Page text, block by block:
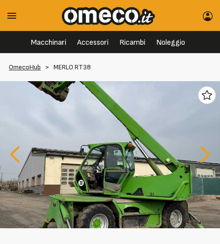
Macchinari Accessori Ricambi Noleggio
OmecoHub > MERLO RT38